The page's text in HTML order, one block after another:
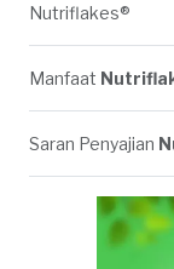
Nutriflakes®
Manfaat
Saran Penyajian